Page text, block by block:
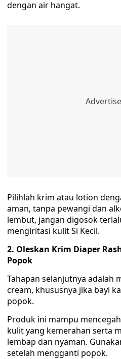
dengan air hangat.
Pilihlah krim atau lotion
aman, tanpa pewangi dan
lembut, jangan digosok
mengiritasi kulit Si Kecil.
2. Oleskan Krim Diaper
Popok
Tahapan selanjutnya adalah
cream, khususnya jika bayi
popok.
Produk ini mampu
kulit yang kemerahan serta
lembap dan nyaman.
setelah mengganti popok.